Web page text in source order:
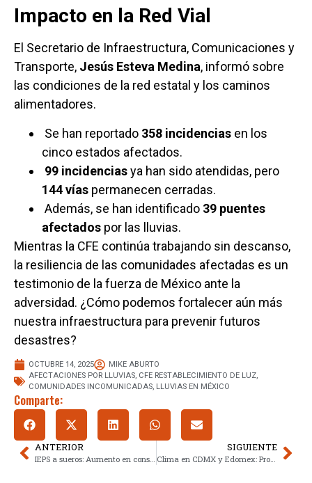
Impacto en la Red Vial
El Secretario de Infraestructura, Comunicaciones y
Transporte, Jesús Esteva Medina, informó sobre
las condiciones de la red estatal y los caminos
alimentadores.
Se han reportado 358 incidencias en los
cinco estados afectados.
99 incidenciasya han sido atendidas, pero
144 vías permanecen cerradas.
Además, se han identificado 39 puentes
afectados por las lluvias.
Mientras la CFE continúa trabajando sin descanso,
la resiliencia de las comunidades afectadas es un
testimonio de la fuerza de México ante la
adversidad. ¿Cómo podemos fortalecer aún más
nuestra infraestructura para prevenir futuros
desastres?
OCTUBRE 14, 2025
MIKE ABURTO
AFECTACIONES POR LLUVIAS, CFE RESTABLECIMIENTO DE LUZ,
COMUNIDADES INCOMUNICADAS, LLUVIAS EN MÉXICO
Comparte:
ANTERIOR
IEPS a sueros: Aumento en consumo de electrolitos preocupa en México
SIGUIENTE
Clima en CDMX y Edomex: Pronóstico de lluvias para el 14 de octubre